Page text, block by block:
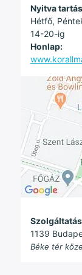
Nyitva
Hétfő,
14-20-ig
Honlap:
1139
Béke tér